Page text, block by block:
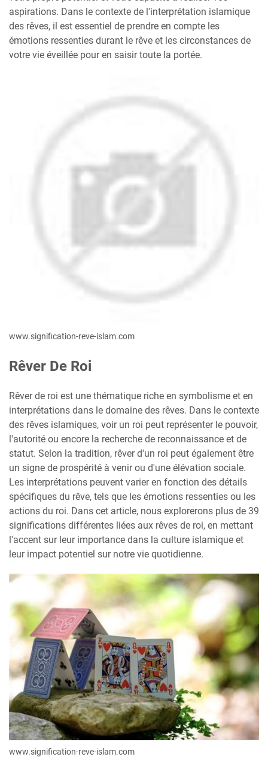
aspirations. Dans le contexte de l'interprétation islamique
des rêves, il est essentiel de prendre en compte les
émotions ressenties durant le rêve et les circonstances de
votre vie éveillée pour en saisir toute la portée.
www.signification-reve-islam.com
Rêver De Roi
Rêver de roi est une thématique riche en symbolisme et en
interprétations dans le domaine des rêves. Dans le contexte
des rêves islamiques, voir un roi peut représenter le pouvoir,
l'autorité ou encore la recherche de reconnaissance et de
statut. Selon la tradition, rêver d'un roi peut également être
un signe de prospérité à venir ou d'une élévation sociale.
Les interprétations peuvent varier en fonction des détails
spécifiques du rêve, tels que les émotions ressenties ou les
actions du roi. Dans cet article, nous explorerons plus de 39
significations différentes liées aux rêves de roi, en mettant
l'accent sur leur importance dans la culture islamique et
leur impact potentiel sur notre vie quotidienne.
www.signification-reve-islam.com